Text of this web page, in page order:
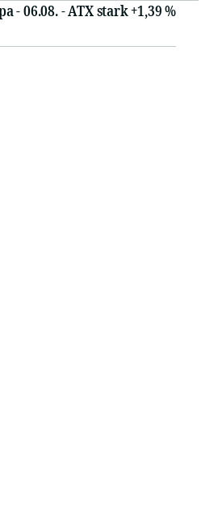
- 06.08. - ATX stark +1,39 %